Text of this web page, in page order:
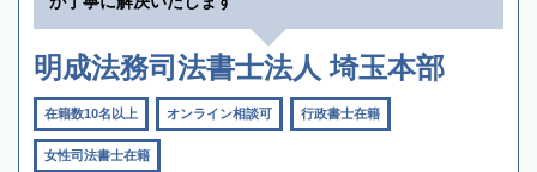
明成法務司法書士法人 埼玉本部
在籍数10名以上 オンライン相談可 行政書士在籍
女性司法書士在籍